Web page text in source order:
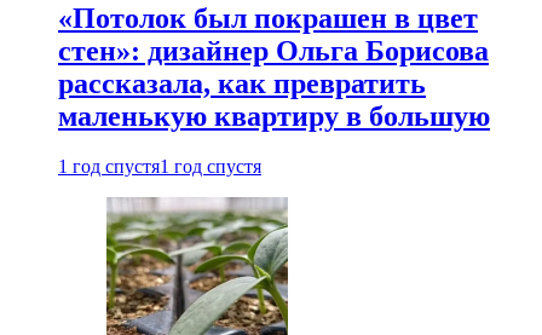
«Потолок был покрашен в цвет
стен»: дизайнер Ольга Борисова
рассказала, как превратить
маленькую квартиру в большую
1 год спустя1 год спустя